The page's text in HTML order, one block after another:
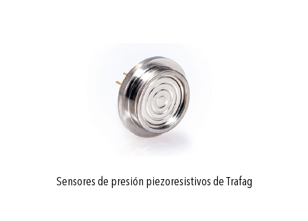
Sensores de presión piezoresistivos de Trafag